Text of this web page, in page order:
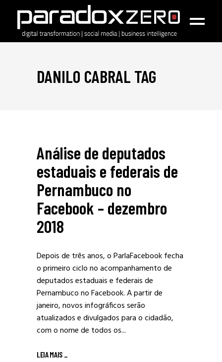
DANILO CABRAL TAG
Análise de deputados
estaduais e federais de
Pernambuco no
Facebook – dezembro
2018
Depois de três anos, o ParlaFacebook fecha
o primeiro ciclo no acompanhamento de
deputados estaduais e federais de
Pernambuco no Facebook. A partir de
janeiro, novos infográficos serão
atualizados e divulgados para o cidadão,
com o nome de todos os...
LEIA MAIS _